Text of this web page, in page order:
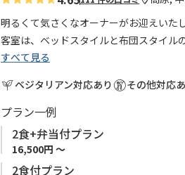
明るくて気さくなオーナーがお迎えいたし
客室は、ベッドスタイルと布団スタイル
ます。
『四季のイベント（土、木、紙、布）
す。
すべて見る
ベジタリアン対応あり
その他対応
プラン一例
2食+弁当付プラン
16,500円 ～
2食付プラン